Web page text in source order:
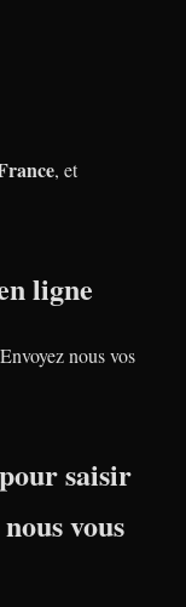
, et
ligne
nous vos
saisir
vous